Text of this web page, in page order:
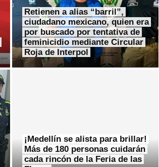
Retienen a alias “barril”,
ciudadano mexicano, quien era
por buscado por tentativa de
feminicidio mediante Circular
Roja de Interpol
¡Medellín se alista para brillar!
Más de 180 personas cuidarán
cada rincón de la Feria de las